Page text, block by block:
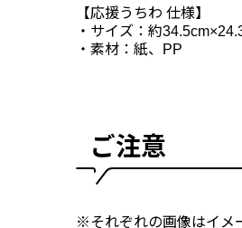
【応援うちわ 仕様】
・サイズ：約
・素材：紙、PP
ご注意
※それぞれの画像はイメ